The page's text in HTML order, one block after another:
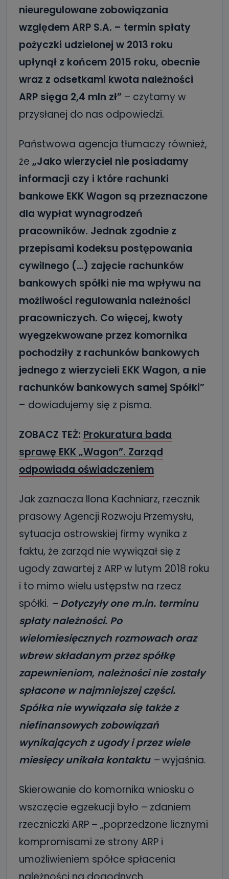
nieuregulowane zobowiązania
względem ARP S.A. – termin spłaty
pożyczki udzielonej w 2013 roku
upłynął z końcem 2015 roku, obecnie
wraz z odsetkami kwota należności
ARP sięga 2,4 mln zł” – czytamy w
przysłanej do nas odpowiedzi.
Państwowa agencja tłumaczy również,
że „Jako wierzyciel nie posiadamy
informacji czy i które rachunki
bankowe EKK Wagon są przeznaczone
dla wypłat wynagrodzeń
pracowników. Jednak zgodnie z
przepisami kodeksu postępowania
cywilnego (…) zajęcie rachunków
bankowych spółki nie ma wpływu na
możliwości regulowania należności
pracowniczych. Co więcej, kwoty
wyegzekwowane przez komornika
pochodziły z rachunków bankowych
jednego z wierzycieli EKK Wagon, a nie
rachunków bankowych samej Spółki”
– dowiadujemy się z pisma.
ZOBACZ TEŻ: Prokuratura bada
sprawę EKK „Wagon”. Zarząd
odpowiada oświadczeniem
Jak zaznacza Ilona Kachniarz, rzecznik
prasowy Agencji Rozwoju Przemysłu,
sytuacja ostrowskiej firmy wynika z
faktu, że zarząd nie wywiązał się z
ugody zawartej z ARP w lutym 2018 roku
i to mimo wielu ustępstw na rzecz
spółki. – Dotyczyły one m.in. terminu
spłaty należności. Po
wielomiesięcznych rozmowach oraz
wbrew składanym przez spółkę
zapewnieniom, należności nie zostały
spłacone w najmniejszej części.
Spółka nie wywiązała się także z
niefinansowych zobowiązań
wynikających z ugody i przez wiele
miesięcy unikała kontaktu–wyjaśnia.
Skierowanie do komornika wniosku o
wszczęcie egzekucji było – zdaniem
rzeczniczki ARP – „poprzedzone licznymi
kompromisami ze strony ARP i
umożliwieniem spółce spłacenia